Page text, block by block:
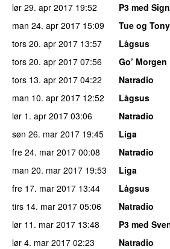
lør 29. apr 2017 19:52
P3 med
man 24. apr 2017 15:09
Tue og Tony
tors 20. apr 2017 13:57
Lågsus
tors 20. apr 2017 07:56
Go’ Morgen
tors 13. apr 2017 04:22
Natradio
man 10. apr 2017 12:52
Lågsus
lør 1. apr 2017 03:06
Natradio
søn 26. mar 2017 19:45
Liga
fre 24. mar 2017 00:08
Natradio
man 20. mar 2017 19:53
Liga
fre 17. mar 2017 13:44
Lågsus
tirs 14. mar 2017 05:06
Natradio
lør 11. mar 2017 13:48
P3 med
lør 4. mar 2017 02:23
Natradio